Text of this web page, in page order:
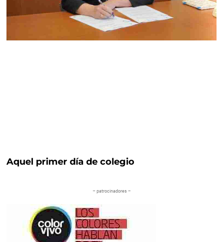
Aquel primer día de colegio
– patrocinadores –